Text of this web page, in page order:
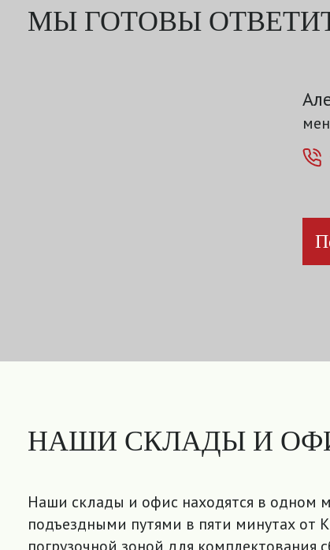
МЫ ГОТОВЫ
НАШИ СКЛАДЫ И
Наши склады и офис находятся в одном
подъездными путями в пяти минутах от